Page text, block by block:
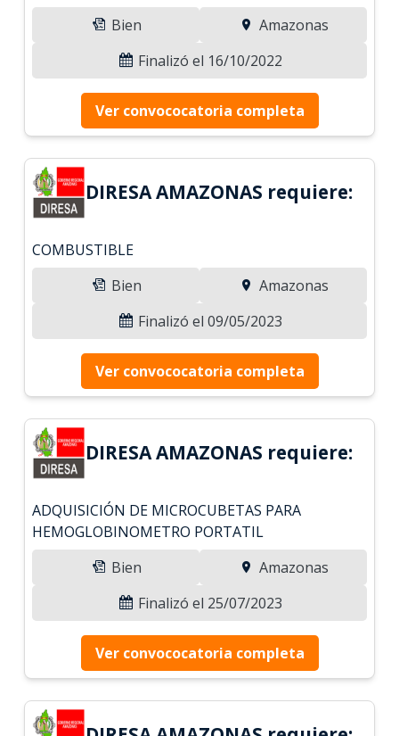
Bien
Amazonas
Finalizó el 16/10/2022
Ver convococatoria completa
DIRESA AMAZONAS requiere:
COMBUSTIBLE
Bien
Amazonas
Finalizó el 09/05/2023
Ver convococatoria completa
DIRESA AMAZONAS requiere:
ADQUISICIÓN DE MICROCUBETAS PARA
HEMOGLOBINOMETRO PORTATIL
Bien
Amazonas
Finalizó el 25/07/2023
Ver convococatoria completa